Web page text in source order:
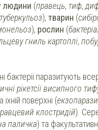
людини (правець, тиф,
туберкульоз), тварин (
), рослин (
гниль картоплі,
бактерії паразитують
рікетсії висипного
їхній поверхні (
клостридій).
паличка) та